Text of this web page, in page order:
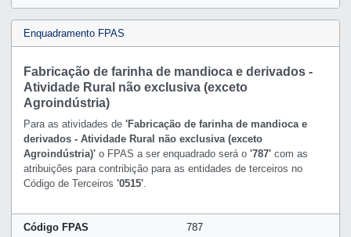
Enquadramento FPAS
Fabricação de farinha de mandioca e derivados -
Atividade Rural não exclusiva (exceto
Agroindústria)
Para as atividades de 'Fabricação de farinha de mandioca e
derivados - Atividade Rural não exclusiva (exceto
Agroindústria)'o FPAS a ser enquadrado será o '787'com as
atribuições para contribição para as entidades de terceiros no
Código de Terceiros '0515'.
Código FPAS
787